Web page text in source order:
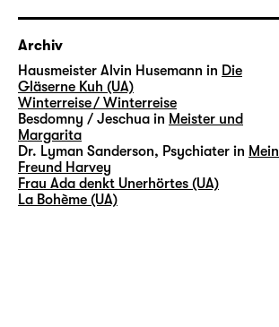
Archiv
Hausmeister Alvin Husemann in Die
Gläserne Kuh (UA)
Winterreise / Winterreise
Besdomny / Jeschua in Meister und
Margarita
Dr. Lyman Sanderson, Psychiater in Mein
Freund Harvey
Frau Ada denkt Unerhörtes (UA)
La Bohème (UA)